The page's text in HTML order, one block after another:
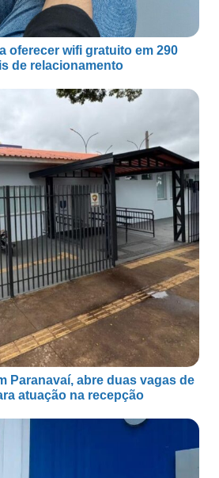
oferecer wifi gratuito em 290
de relacionamento
Paranavaí, abre duas vagas de
atuação na recepção